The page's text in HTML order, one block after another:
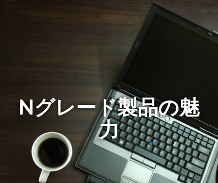
Nグレード製品の魅
力